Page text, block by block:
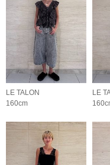
LE TALON
160cm
LE